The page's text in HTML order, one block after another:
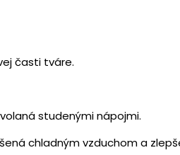
časti tváre.
studenými nápojmi.
chladným vzduchom a